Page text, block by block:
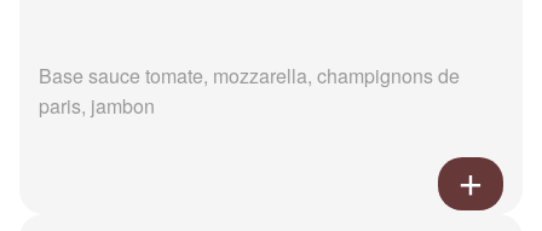
Base sauce tomate, mozzarella, champignons de
paris, jambon